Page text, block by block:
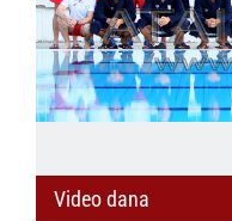
Video dana